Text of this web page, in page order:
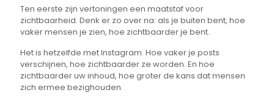
Ten eerste zijn vertoningen een maatstaf voor
zichtbaarheid. Denk er zo over na: als je buiten bent, hoe
vaker mensen je zien, hoe zichtbaarder je bent.
Het is hetzelfde met Instagram. Hoe vaker je posts
verschijnen, hoe zichtbaarder ze worden. En hoe
zichtbaarder uw inhoud, hoe groter de kans dat mensen
zich ermee bezighouden.